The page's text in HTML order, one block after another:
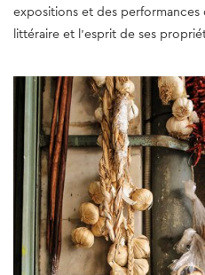
expositions et des
littéraire et l'esprit de ses